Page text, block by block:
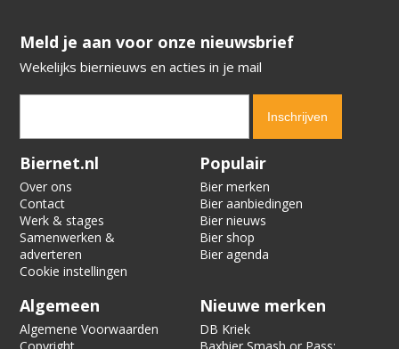
​​​​​​​Meld je aan voor onze nieuwsbrief
Wekelijks biernieuws en acties in je mail
Verification code:
Biernet.nl
Over ons
Contact
Werk & stages
Samenwerken &
adverteren
Cookie instellingen
Populair
Bier merken
Bier aanbiedingen
Bier nieuws
Bier shop
Bier agenda
Algemeen
Algemene Voorwaarden
Nieuwe merken
DB Kriek